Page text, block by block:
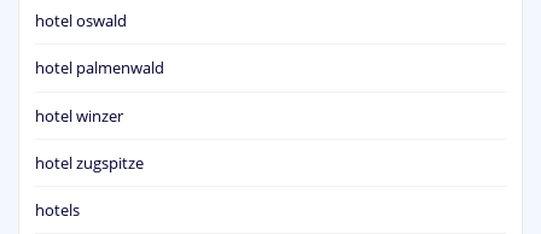
hotel oswald
hotel palmenwald
hotel winzer
hotel zugspitze
hotels